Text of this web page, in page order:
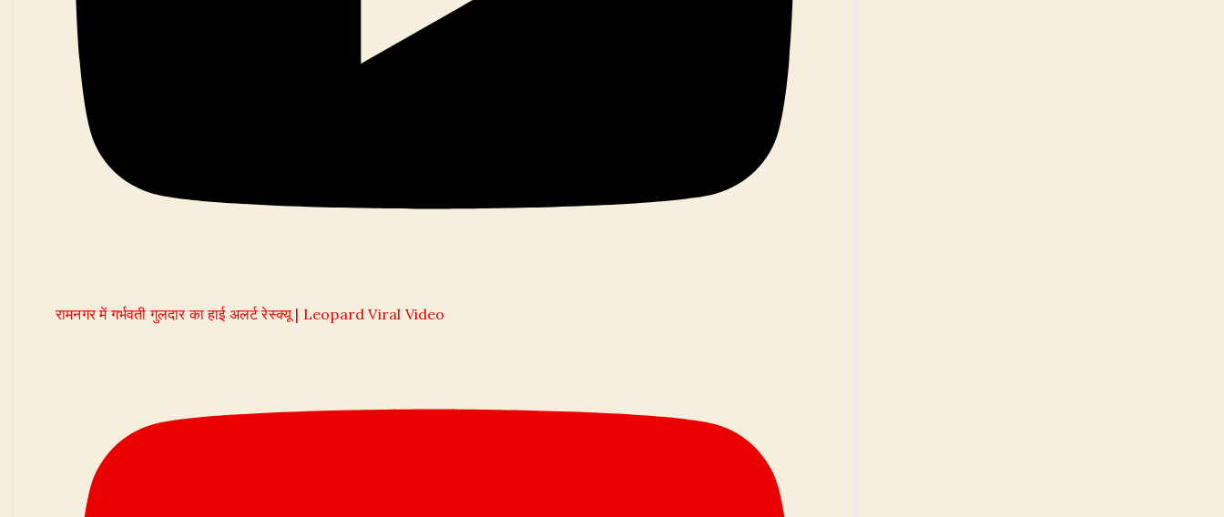
रामनगर में गर्भवती गुलदार का हाई अलर्ट रेस्क्यू | Leopard Viral Video